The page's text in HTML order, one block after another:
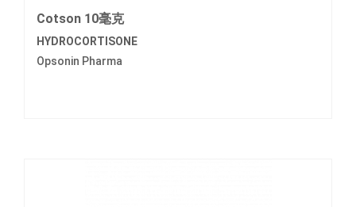
Cotson 10毫克
HYDROCORTISONE
Opsonin Pharma